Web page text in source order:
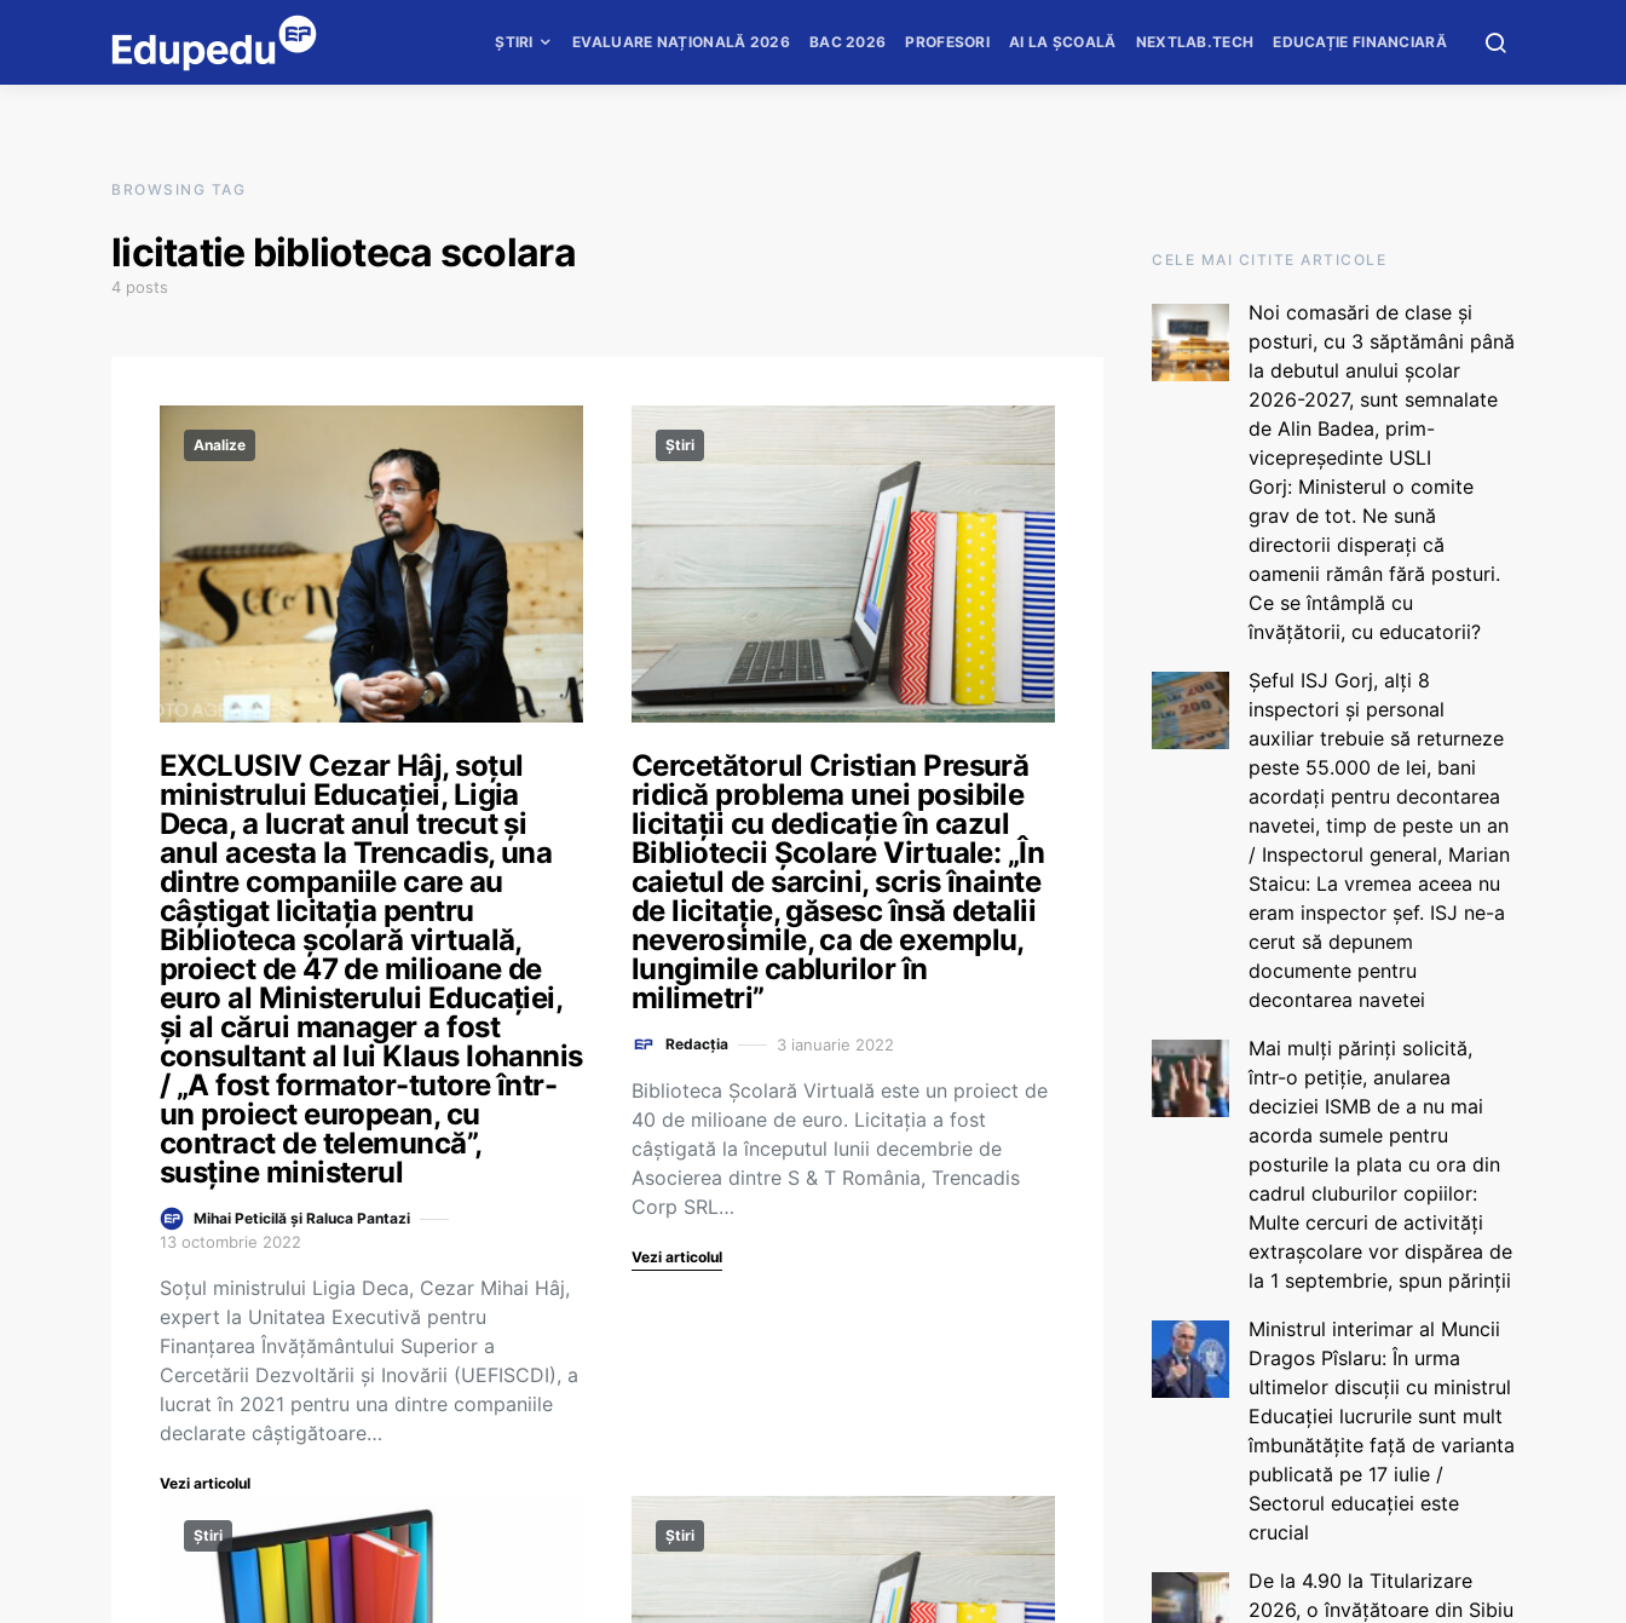
ȘTIRI EVALUARE NAȚIONALĂ 2026 BAC 2026 PROFESORI AI LA ȘCOALĂ NEXTLAB.TECH EDUCAȚIE FINANCIARĂ
BROWSING TAG
licitatie biblioteca scolara
4 posts
Analize
EXCLUSIV Cezar Hâj, soțul
ministrului Educației, Ligia
Deca, a lucrat anul trecut și
anul acesta la Trencadis, una
dintre companiile care au
câștigat licitația pentru
Biblioteca școlară virtuală,
proiect de 47 de milioane de
euro al Ministerului Educației,
și al cărui manager a fost
consultant al lui Klaus Iohannis
/ „A fost formator-tutore într-
un proiect european, cu
contract de telemuncă”,
susține ministerul
Mihai Peticilă și Raluca Pantazi
13 octombrie 2022
Soțul ministrului Ligia Deca, Cezar Mihai Hâj,
expert la Unitatea Executivă pentru
Finanțarea Învățământului Superior a
Cercetării Dezvoltării și Inovării (UEFISCDI), a
lucrat în 2021 pentru una dintre companiile
declarate câștigătoare…
Vezi articolul
Știri
Cercetătorul Cristian Presură
ridică problema unei posibile
licitații cu dedicație în cazul
Bibliotecii Școlare Virtuale: „În
caietul de sarcini, scris înainte
de licitație, găsesc însă detalii
neverosimile, ca de exemplu,
lungimile cablurilor în
milimetri”
Redacția 3 ianuarie 2022
Biblioteca Școlară Virtuală este un proiect de
40 de milioane de euro. Licitația a fost
câștigată la începutul lunii decembrie de
Asocierea dintre S & T România, Trencadis
Corp SRL…
Vezi articolul
Știri Știri
CELE MAI CITITE ARTICOLE
Noi comasări de clase și
posturi, cu 3 săptămâni până
la debutul anului școlar
2026-2027, sunt semnalate
de Alin Badea, prim-
vicepreședinte USLI
Gorj: Ministerul o comite
grav de tot. Ne sună
directorii disperați că
oamenii rămân fără posturi.
Ce se întâmplă cu
învățătorii, cu educatorii?
Șeful ISJ Gorj, alți 8
inspectori și personal
auxiliar trebuie să returneze
peste 55.000 de lei, bani
acordați pentru decontarea
navetei, timp de peste un an
/ Inspectorul general, Marian
Staicu: La vremea aceea nu
eram inspector șef. ISJ ne-a
cerut să depunem
documente pentru
decontarea navetei
Mai mulți părinți solicită,
într-o petiție, anularea
deciziei ISMB de a nu mai
acorda sumele pentru
posturile la plata cu ora din
cadrul cluburilor copiilor:
Multe cercuri de activități
extrașcolare vor dispărea de
la 1 septembrie, spun părinții
Ministrul interimar al Muncii
Dragos Pîslaru: În urma
ultimelor discuții cu ministrul
Educației lucrurile sunt mult
îmbunătățite față de varianta
publicată pe 17 iulie /
Sectorul educației este
crucial
De la 4.90 la Titularizare
2026, o învățătoare din Sibiu